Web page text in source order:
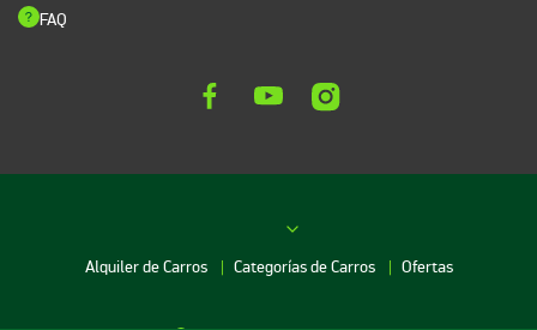
FAQ
Alquiler de Carros Categorías de Carros Ofertas